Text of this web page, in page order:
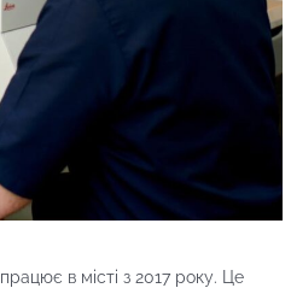
працює в місті з 2017 року. Це